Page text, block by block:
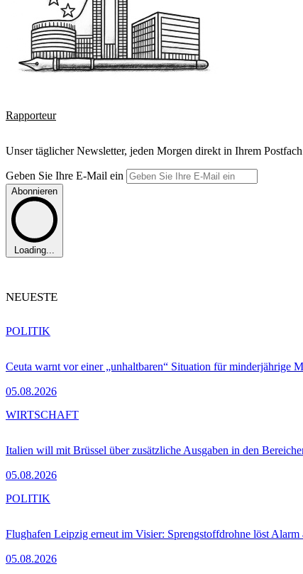
Rapporteur
Unser täglicher Newsletter, jeden Morgen direkt in Ihrem
Geben Sie Ihre E-Mail ein
Abonnieren
Loading...
NEUESTE
Ceuta warnt vor einer „unhaltbaren“ Situation für minderjährige
05.08.2026
POLITIK
Italien will mit Brüssel über zusätzliche Ausgaben in den
05.08.2026
WIRTSCHAFT
Flughafen Leipzig erneut im Visier: Sprengstoffdrohne löst Alarm
05.08.2026
POLITIK